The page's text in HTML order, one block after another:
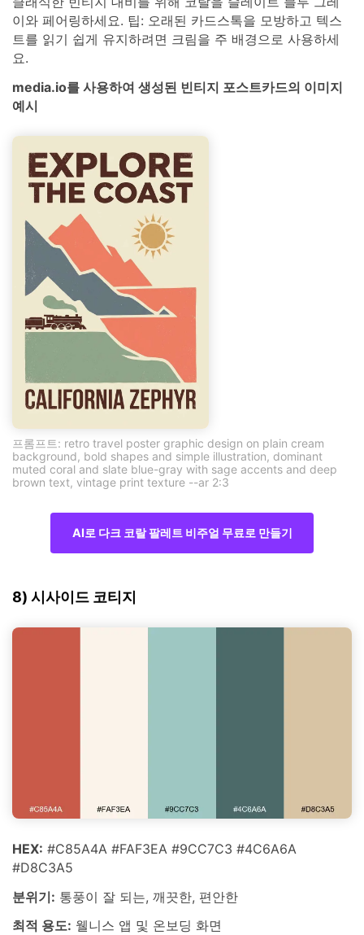
이와 페어링하세요. 팁: 오래된 카드스톡을 모방하고 텍스
트를 읽기 쉽게 유지하려면 크림을 주 배경으로 사용하세
요.
media.io를 사용하여 생성된 빈티지 포스트카드의 이미지
예시
프롬프트: retro travel poster graphic design on plain cream
background, bold shapes and simple illustration, dominant
muted coral and slate blue-gray with sage accents and deep
brown text, vintage print texture --ar 2:3
AI로 다크 코랄 팔레트 비주얼 무료로 만들기
8) 시사이드 코티지
HEX: #C85A4A #FAF3EA #9CC7C3 #4C6A6A
#D8C3A5
분위기: 통풍이 잘 되는, 깨끗한, 편안한
최적 용도: 웰니스 앱 및 온보딩 화면